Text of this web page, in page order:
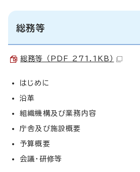
総務等
総務等 （PDF 271.1KB）
はじめに
沿革
組織機構及び業務内容
庁舎及び施設概要
予算概要
会議・研修等